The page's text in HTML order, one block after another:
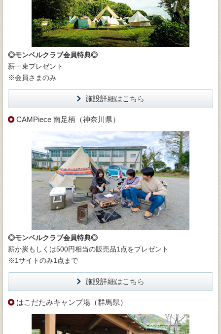
◎モンベルクラブ会員特典◎
薪一束プレゼント
※会員さまのみ
施設詳細はこちら
CAMPiece 南足柄（神奈川県）
◎モンベルクラブ会員特典◎
薪か炭もしくは500円相当の販売品1点をプレゼント
※1サイトのみ1点まで
施設詳細はこちら
はこだたみキャンプ場（群馬県）